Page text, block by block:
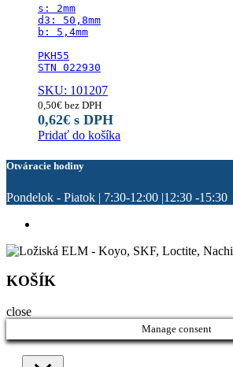
s: 2mm
d3: 50,8mm
b: 5,4mm
PKH55
STN 022930
SKU: 101207
0,50€ bez DPH
0,62€ s DPH
Pridať do košíka
Otváracie hodiny
Pondelok - Piatok | 7:30-12:00 |12:30 -15:30
KOŠÍK
close
Manage consent